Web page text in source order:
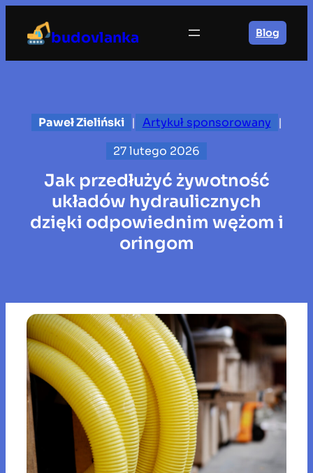
treści
budovlanka Blog
Paweł Zieliński | Artykuł sponsorowany
|
27 lutego 2026
Jak przedłużyć żywotność
układów hydraulicznych
dzięki odpowiednim wężom i
oringom